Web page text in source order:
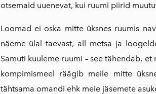
otsemaid uuenevat, kui ruumi piirid
Loomad ei oska mitte üksnes ruumis
näeme ülal taevast, all metsa ja
Samuti kuuleme ruumi – see tähendab,
kompimismeel räägib meile mitte
tähtsama omandi ehk meie jäsemete